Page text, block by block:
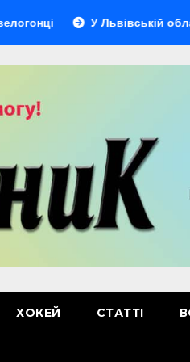
У Львівській області
ХОКЕЙ СТАТТІ